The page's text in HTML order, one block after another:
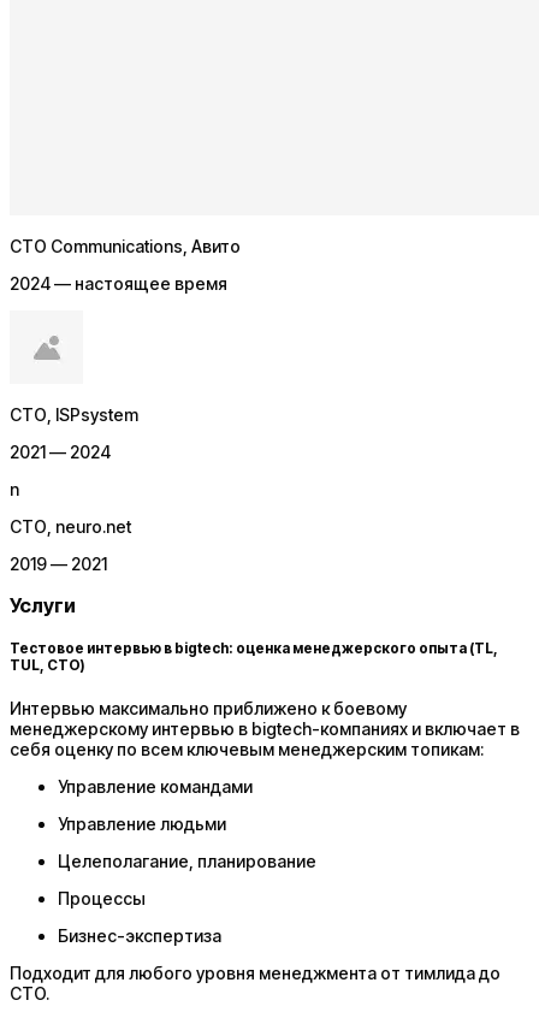
CTO Communications , Авито
2024 — настоящее время
СТО , ISPsystem
2021 — 2024
n
СТО , neuro.net
2019 — 2021
Услуги
Тестовое интервью в bigtech: оценка менеджерского опыта (TL,
TUL, CTO)
Интервью максимально приближено к боевому
менеджерскому интервью в bigtech-компаниях и включает в
себя оценку по всем ключевым менеджерским топикам:
Управление командами
Управление людьми
Целеполагание, планирование
Процессы
Бизнес-экспертиза
Подходит для любого уровня менеджмента от тимлида до
CTO.